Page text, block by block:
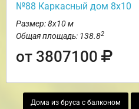
№88 Каркасный дом 8х10
Размер: 8х10 м
Общая площадь: 138.82
от 3807100
Дома из бруса с балконом